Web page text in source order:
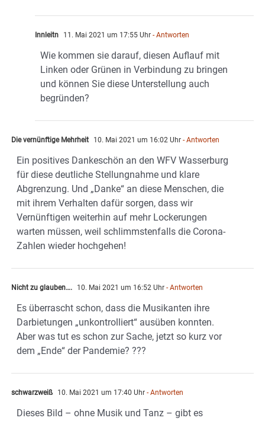
Innleitn 11. Mai 2021 um 17:55 Uhr - Antworten
Wie kommen sie darauf, diesen Auflauf mit
Linken oder Grünen in Verbindung zu bringen
und können Sie diese Unterstellung auch
begründen?
Die vernünftige Mehrheit 10. Mai 2021 um 16:02 Uhr - Antworten
Ein positives Dankeschön an den WFV Wasserburg
für diese deutliche Stellungnahme und klare
Abgrenzung. Und „Danke“ an diese Menschen, die
mit ihrem Verhalten dafür sorgen, dass wir
Vernünftigen weiterhin auf mehr Lockerungen
warten müssen, weil schlimmstenfalls die Corona-
Zahlen wieder hochgehen!
Nicht zu glauben…. 10. Mai 2021 um 16:52 Uhr - Antworten
Es überrascht schon, dass die Musikanten ihre
Darbietungen „unkontrolliert“ ausüben konnten.
Aber was tut es schon zur Sache, jetzt so kurz vor
dem „Ende“ der Pandemie? ???
schwarzweiß 10. Mai 2021 um 17:40 Uhr - Antworten
Dieses Bild – ohne Musik und Tanz – gibt es